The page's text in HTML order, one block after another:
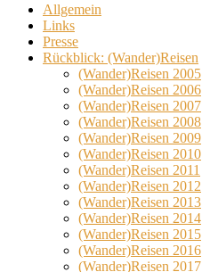
Allgemein
Links
Presse
Rückblick: (Wander)Reisen
(Wander)Reisen 2005
(Wander)Reisen 2006
(Wander)Reisen 2007
(Wander)Reisen 2008
(Wander)Reisen 2009
(Wander)Reisen 2010
(Wander)Reisen 2011
(Wander)Reisen 2012
(Wander)Reisen 2013
(Wander)Reisen 2014
(Wander)Reisen 2015
(Wander)Reisen 2016
(Wander)Reisen 2017